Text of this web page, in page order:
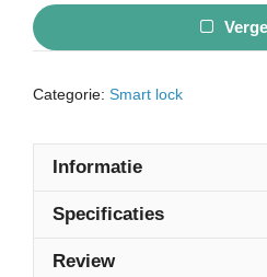
Categorie: Smart lock
Informatie
Specificaties
Review